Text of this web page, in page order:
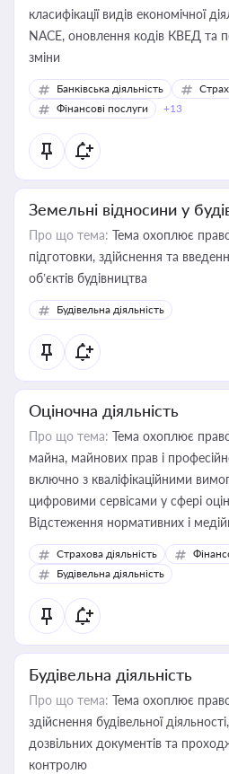
класифікації видів економічної
NACE, оновлення кодів КВЕД та
зміни
Банківська діяльність
Фінансові послуги
+13
Земельні відносини у
Про що тема: Тема охоплює
підготовки, здійснення та
об’єктів будівництва
Будівельна діяльність
Оціночна діяльність
Про що тема: Тема охоплює
майна, майнових прав і
включно з кваліфікаційними
цифровими сервісами у сфері
Відстеження нормативних і
корисне для власника бізнесу,
бухгалтера під час
державного майна, корпоративних
статусу суб'єктів оціночної
Страхова діяльність
Будівельна діяльність
Будівельна діяльність
Про що тема: Тема охоплює
здійснення будівельної
дозвільних документів та
контролю